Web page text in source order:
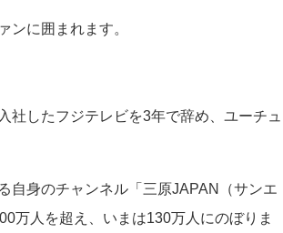
ンに囲まれます。
社したフジテレビを3年で辞め、ユーチュ
自身のチャンネル「三原JAPAN（サンエ
万人を超え、いまは130万人にのぼりま